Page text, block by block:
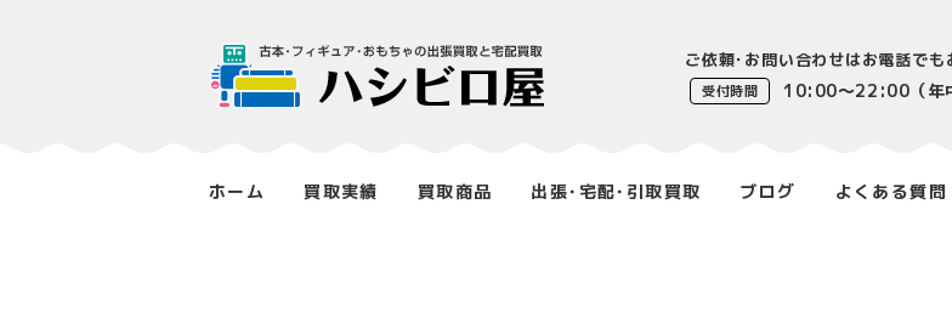
ご依頼･お問い合わせはお電話でも
受付時間 10:00〜22:00（年
ホーム 買取実績 買取商品 出張･宅配･引取買取 ブログ よくある質問